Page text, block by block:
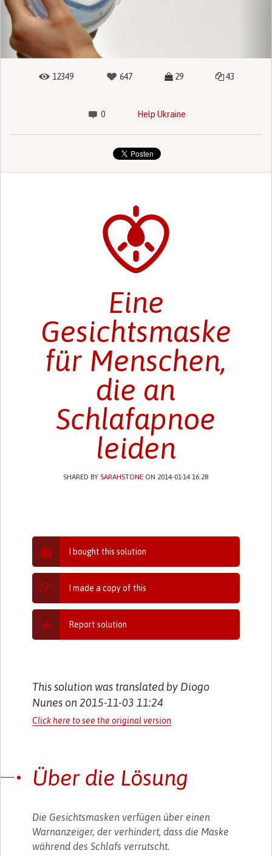
12349 647 29 43
0 Help Ukraine
Eine
Gesichtsmaske
für Menschen,
die an
Schlafapnoe
leiden
SHARED BY SARAHSTONE ON 2014-01-14 16:28
I bought this solution
I made a copy of this
Report solution
This solution was translated by Diogo
Nunes on 2015-11-03 11:24
Click here to see the original version
Über die Lösung
Die Gesichtsmasken verfügen über einen
Warnanzeiger, der verhindert, dass die Maske
während des Schlafs verrutscht.